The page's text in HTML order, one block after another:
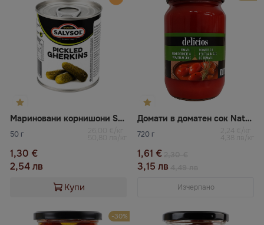
Мариновани корнишони SALYSOL
50 г 26,00 €/кг
50,80 лв/кг
1,30 €
2,54 лв
Купи
Домати в доматен сок Natur bravo
720 г 2,24 €/кг
4,38 лв/кг
1,61 €
3,15 лв
Изчерпано
-30%